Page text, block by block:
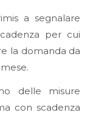
a segnalare
per cui
la domanda da
delle misure
con scadenza